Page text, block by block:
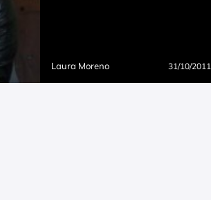
Laura Moreno 31/10/2011